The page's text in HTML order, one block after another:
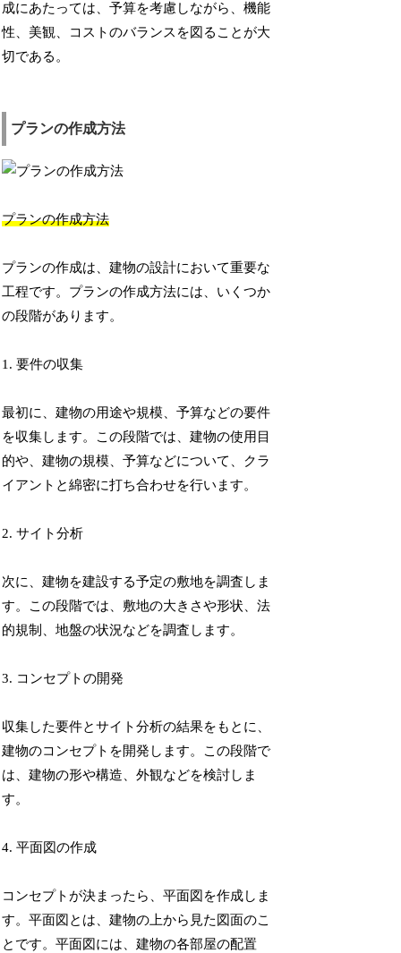
成にあたっては、予算を考慮しながら、機能
性、美観、コストのバランスを図ることが大
切である。
プランの作成方法
プランの作成方法
プランの作成は、建物の設計において重要な
工程です。プランの作成方法には、いくつか
の段階があります。
1. 要件の収集
最初に、建物の用途や規模、予算などの要件
を収集します。この段階では、建物の使用目
的や、建物の規模、予算などについて、クラ
イアントと綿密に打ち合わせを行います。
2. サイト分析
次に、建物を建設する予定の敷地を調査しま
す。この段階では、敷地の大きさや形状、法
的規制、地盤の状況などを調査します。
3. コンセプトの開発
収集した要件とサイト分析の結果をもとに、
建物のコンセプトを開発します。この段階で
は、建物の形や構造、外観などを検討しま
す。
4. 平面図の作成
コンセプトが決まったら、平面図を作成しま
す。平面図とは、建物の上から見た図面のこ
とです。平面図には、建物の各部屋の配置